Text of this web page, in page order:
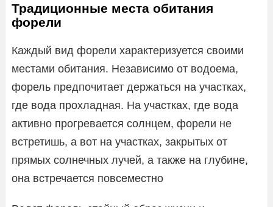
Традиционные места обитания
форели
Каждый вид форели характеризуется своими
местами обитания. Независимо от водоема,
форель предпочитает держаться на участках,
где вода прохладная. На участках, где вода
активно прогревается солнцем, форели не
встретишь, а вот на участках, закрытых от
прямых солнечных лучей, а также на глубине,
она встречается повсеместно